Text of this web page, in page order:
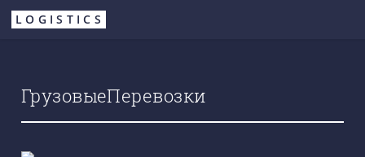
Перейти
LOGISTICS
ГрузовыеПеревозки